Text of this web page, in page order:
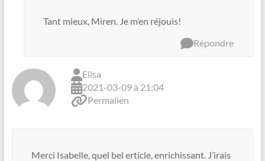
Tant mieux, Miren. Je m’en réjouis!
Répondre
Elisa
2021-03-09 à 21:04
Permalien
Merci Isabelle, quel bel erticle, enrichissant. J’irais